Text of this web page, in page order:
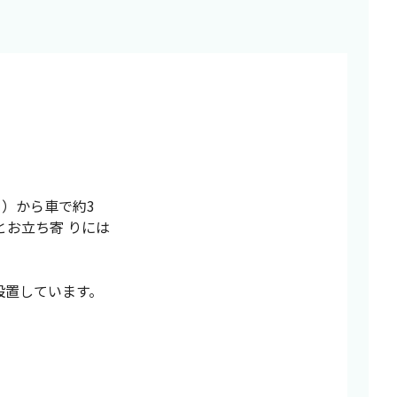
から車で約3
お立ち寄 りには
しています。